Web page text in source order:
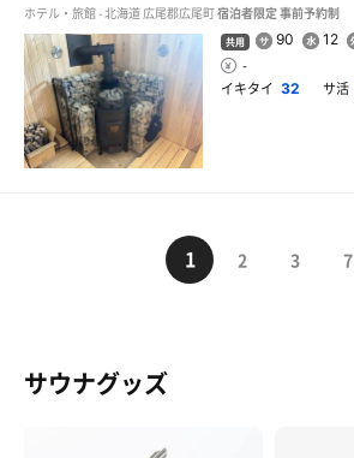
ホテル・旅館 - 北海道 広尾郡広尾町宿泊者限定事前予約制
共用 90 12
-
イキタイ 32 サ活
1 2 3 7
サウナグッズ